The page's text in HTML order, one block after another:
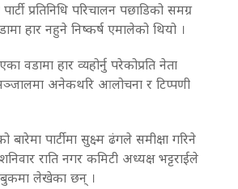
प्रतिनिधि परिचालन पछाडिको समग्र
हार नहुने निष्कर्ष एमालेको थियो ।
वडामा हार व्यहोर्नु परेकोप्रति नेता
अनेकथरि आलोचना र टिप्पणी
पार्टीमा सुक्ष्म ढंगले समीक्षा गरिने
शनिवार राति नगर कमिटी अध्यक्ष भट्टराईले
लेखेका छन् ।